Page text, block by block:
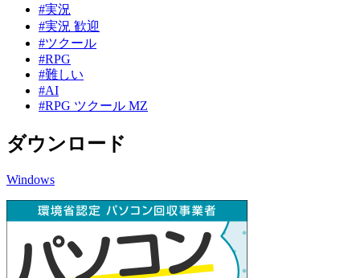
#実況
#実況 歓迎
#ツクール
#RPG
#難しい
#AI
#RPG ツクール MZ
ダウンロード
Windows